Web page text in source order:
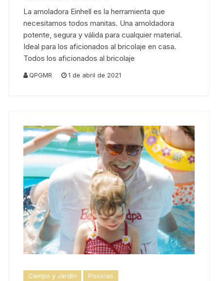
La amoladora Einhell es la herramienta que
necesitamos todos manitas. Una amoldadora
potente, segura y válida para cualquier material.
Ideal para los aficionados al bricolaje en casa.
Todos los aficionados al bricolaje
QPGMR 1 de abril de 2021
Campo y Jardín Piscinas